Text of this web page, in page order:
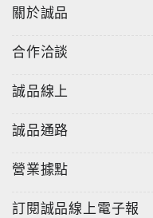
關於誠品
合作洽談
誠品線上
誠品通路
營業據點
訂閱誠品線上電子報